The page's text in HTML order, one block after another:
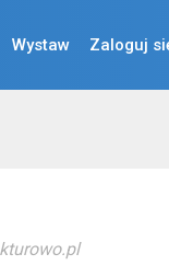
Wystaw Zaloguj